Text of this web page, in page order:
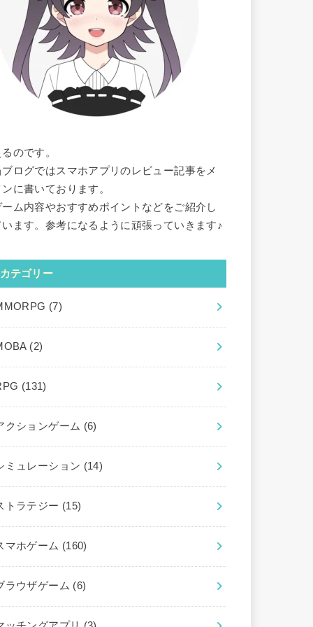
のです。
ブログではスマホアプリのレビュー記事をメ
ンに書いております。
ーム内容やおすすめポイントなどをご紹介し
います。参考になるように頑張っていきます♪
カテゴリー
(7)
(2)
(131)
クションゲーム (6)
ミュレーション (14)
トラテジー (15)
マホゲーム (160)
ラウザゲーム (6)